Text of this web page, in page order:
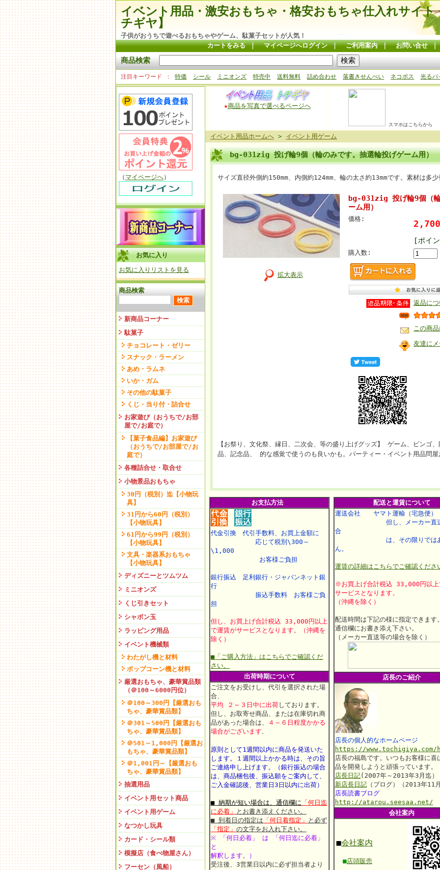
イベント用品・激安おもちゃ・格安おもちゃ仕入れサイト
チギヤ】
子供がおうちで遊べるおもちゃやゲーム、駄菓子セットが人気！
カートをみる｜ マイページへログイン｜ ご利用案内｜ お問い合せ
商品検索
注目キーワード 特価 シール ミニオンズ 特売中 送料無料 詰め合わせ 落書きせんべい ネコポス 光るパ
（ マイページへ）
お気に入り
お気に入りリストを見る
商品検索
新商品コーナー
駄菓子
チョコレート・ゼリー
スナック・ラーメン
あめ・ラムネ
いか・ガム
その他の駄菓子
くじ・当り付・詰合せ
お家遊び（おうちで/お部
屋で/お庭で）
【菓子食品編】お家遊び
（おうちで/お部屋で/お
庭で）
各種詰合せ・取合せ
小物景品おもちゃ
30円（税別）迄【小物玩
具】
31円から60円（税別）
【小物玩具】
61円から99円（税別）
【小物玩具】
文具・楽器系おもちゃ
【小物玩具】
ディズニーとツムツム
ミニオンズ
くじ引きセット
シャボン玉
ラッピング用品
イベント機械類
わたがし機と材料
ポップコーン機と材料
厳選おもちゃ、豪華賞品類
（＠100～6000円位）
＠100～300円【厳選おも
ちゃ、豪華賞品類】
＠301～500円【厳選おも
ちゃ、豪華賞品類】
＠501～1,000円【厳選お
もちゃ、豪華賞品類】
＠1,001円～【厳選おも
ちゃ、豪華賞品類】
抽選用品
イベント用セット商品
イベント用ゲーム
なつかし玩具
カード・シール類
模擬店（食べ物屋さん）
フーセン（風船）
★商品を写真で選べるページへ
スマホはこちらから
イベント用品ホームへ > イベント用ゲーム
bg-031zig 投げ輪9個（輪のみです。抽選輪投げゲーム用）
サイズ直径外側約150mm、内側約124mm、輪の太さ約13mmです。素材は多少
拡大表示
bg-031zig 投げ輪9個（輪
ーム用）
価格:
[ポイ
購入数:
返品に
この商
友達に
【お祭り、文化祭、縁日、二次会、等の盛り上げグッズ】 ゲーム、ビンゴ
品、記念品、 的な感覚で使うのも良いかも。パーティー・イベント用品問屋
お支払方法
代金引換 代引手数料、お買上金額に
応じて税別\300～
\1,000
お客様ご負担
銀行振込 足利銀行・ジャパンネット銀
行
振込手数料 お客様ご負
担
但し、お買上げ合計税込 33,000円以上
で運賃がサービスとなります。（沖縄を
除く）
■「ご購入方法」はこちらでご確認くだ
さい。
出荷時期について
ご注文をお受けし、代引を選択された場
合、
平均 ２～３日中に出荷しております。
但し、お取寄せ商品、または在庫切れ商
品があった場合は、
４～６日程度かかる
場合がございます
原則として1週間以内に商品を発送いた
します。
１週間以上かかる時は、その旨
ご連絡申し上げます。
（銀行振込の場合
は、商品梱包後、振込願をご案内して、
ご入金確認後、営業日3日以内に出荷）
■ 納期が短い場合は、通信欄に 「何日迄
に必着」 とお書き添えください。
■ 到着日の指定は 「何日着指定」 と必ず
「指定」 の文字をお入れ下さい。
※ 「何日必着」 は 「何日迄に必着」
と
解釈します。）
受注後、3営業日以内に必ず担当者より
配送と運賃について
運送会社 ヤマト運輸（宅急便）
但し、メーカー直送
合
は、その限りではあ
ん。
運賃の詳細はこちらでご確認くださ
※お買上げ合計税込 33,000円以上
サービスとなります。
（沖縄を除く）
配送時間は下記の様に指定できます。
通信欄にお書き添え下さい。
（メーカー直送等の場合を除く）
店長のご紹介
店長の個人的なホームページ
https://
店長の福島です。いつもお客様に喜
品を開発しようと頑張っています。
店長日記(2007年～2013年3月迄）
新店長日記 （ブログ）（2013年11月
店長読書ブログ
http://atarou.seesaa.net/
会社案内
■会社案内
■店頭販売